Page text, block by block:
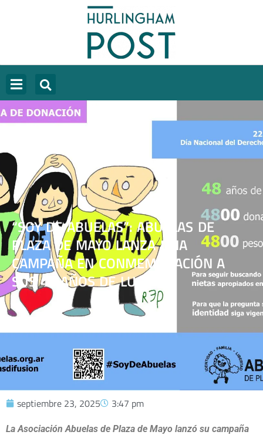
“SOY DE ABUELAS”: ABUELAS DE
PLAZA DE MAYO LANZA UNA
CAMPAÑA EN CONMEMORACIÓN A
SUS 48 AÑOS DE LUCHA
septiembre 23, 2025 3:47 pm
La Asociación Abuelas de Plaza de Mayo lanzó su campaña